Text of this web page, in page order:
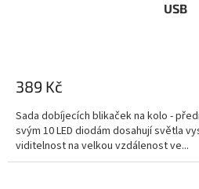
USB
389 Kč
Sada dobíjecích blikaček na kolo -
svým 10 LED diodám dosahují světla
viditelnost na velkou vzdálenost ve...